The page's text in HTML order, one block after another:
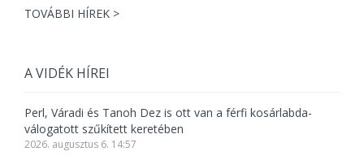
TOVÁBBI HÍREK >
A VIDÉK HÍREI
Perl, Váradi és Tanoh Dez is ott van a férfi kosárlabda-
válogatott szűkített keretében
2026. augusztus 6. 14:57